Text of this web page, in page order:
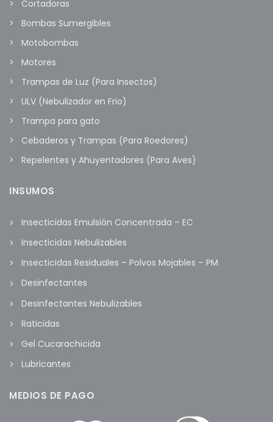
Cortadoras
Bombas Sumergibles
Motobombas
Motores
Trampas de Luz (Para Insectos)
ULV (Nebulizador en Frio)
Trampa para gato
Cebaderos y Trampas (Para Roedores)
Repelentes y Ahuyentadores (Para Aves)
INSUMOS
Insecticidas Emulsión Concentrada – EC
Insecticidas Nebulizables
Insecticidas Residuales – Polvos Mojables – PM
Desinfectantes
Desinfectantes Nebulizables
Raticidas
Gel Cucarachicida
Lubricantes
MEDIOS DE PAGO